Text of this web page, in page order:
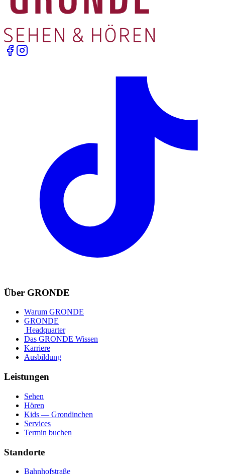
Über GRONDE
Warum GRONDE
GRONDE
Headquarter
Das GRONDE Wissen
Karriere
Ausbildung
Leistungen
Sehen
Hören
Kids — Grondinchen
Services
Termin buchen
Standorte
Bahnhofstraße